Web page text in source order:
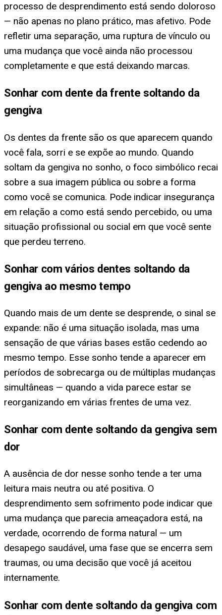
processo de desprendimento está sendo doloroso
— não apenas no plano prático, mas afetivo. Pode
refletir uma separação, uma ruptura de vínculo ou
uma mudança que você ainda não processou
completamente e que está deixando marcas.
Sonhar com dente da frente soltando da
gengiva
Os dentes da frente são os que aparecem quando
você fala, sorri e se expõe ao mundo. Quando
soltam da gengiva no sonho, o foco simbólico recai
sobre a sua imagem pública ou sobre a forma
como você se comunica. Pode indicar insegurança
em relação a como está sendo percebido, ou uma
situação profissional ou social em que você sente
que perdeu terreno.
Sonhar com vários dentes soltando da
gengiva ao mesmo tempo
Quando mais de um dente se desprende, o sinal se
expande: não é uma situação isolada, mas uma
sensação de que várias bases estão cedendo ao
mesmo tempo. Esse sonho tende a aparecer em
períodos de sobrecarga ou de múltiplas mudanças
simultâneas — quando a vida parece estar se
reorganizando em várias frentes de uma vez.
Sonhar com dente soltando da gengiva sem
dor
A ausência de dor nesse sonho tende a ter uma
leitura mais neutra ou até positiva. O
desprendimento sem sofrimento pode indicar que
uma mudança que parecia ameaçadora está, na
verdade, ocorrendo de forma natural — um
desapego saudável, uma fase que se encerra sem
traumas, ou uma decisão que você já aceitou
internamente.
Sonhar com dente soltando da gengiva com